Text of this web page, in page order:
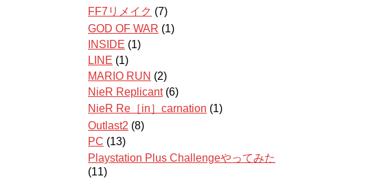
FF7リメイク (7)
GOD OF WAR (1)
INSIDE (1)
LINE (1)
MARIO RUN (2)
NieR Replicant(6)
NieR Re［in］carnation (1)
Outlast2 (8)
PC (13)
Playstation Plus Challengeやってみた
(11)